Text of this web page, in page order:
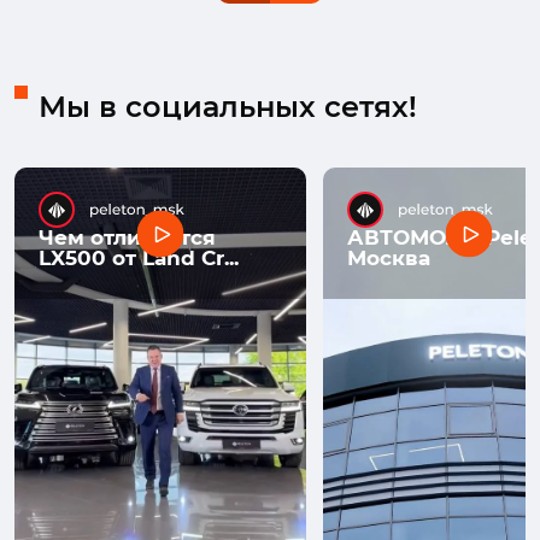
Мы в социальных сетях!
Чем отличается
LX500 от Land Cr...
АВТОМОЛЛ
Москва